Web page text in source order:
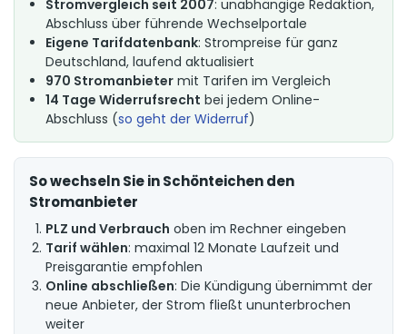
Stromvergleich seit 2007: unabhängige Redaktion,
Abschluss über führende Wechselportale
Eigene Tarifdatenbank: Strompreise für ganz
Deutschland, laufend aktualisiert
970 Stromanbieter mit Tarifen im Vergleich
14 Tage Widerrufsrecht bei jedem Online-
Abschluss (so geht der Widerruf)
So wechseln Sie in Schönteichen den
Stromanbieter
PLZ und Verbrauch oben im Rechner eingeben
Tarif wählen: maximal 12 Monate Laufzeit und
Preisgarantie empfohlen
Online abschließen: Die Kündigung übernimmt der
neue Anbieter, der Strom fließt ununterbrochen
weiter